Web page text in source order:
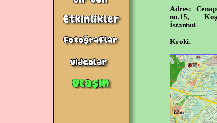
Adres:
no.15,
İstanbul
Kroki: